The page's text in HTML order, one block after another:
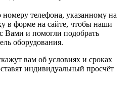
номеру телефона, указанному на
в форме на сайте, чтобы наши
Вами и помогли подобрать
оборудования.
вам об условиях и сроках
индивидуальный просчёт